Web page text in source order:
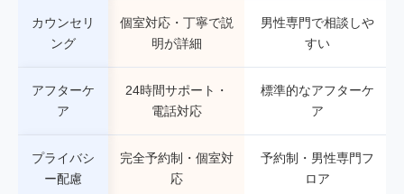
カウンセリ
ング
個室対応・丁寧で説
明が詳細
男性専門で相談しや
すい
アフターケ
ア
24時間サポート・
電話対応
標準的なアフターケ
ア
プライバシ
ー配慮
完全予約制・個室対
応
予約制・男性専門フ
ロア